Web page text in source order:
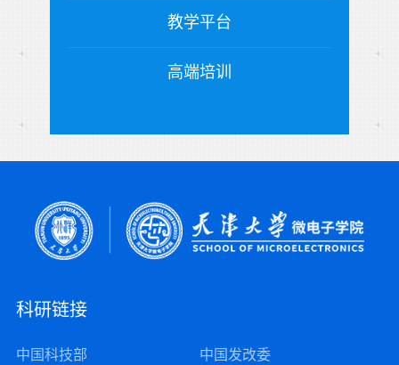
教学平台
高端培训
科研链接
中国科技部 中国发改委